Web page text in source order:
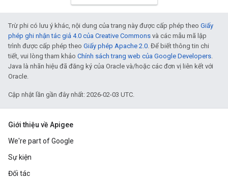
Trừ phi có lưu ý khác, nội dung của trang này được cấp phép theo Giấy
phép ghi nhận tác giả 4.0 của Creative Commons và các mẫu mã lập
trình được cấp phép theo Giấy phép Apache 2.0. Để biết thông tin chi
tiết, vui lòng tham khảo Chính sách trang web của Google Developers.
Java là nhãn hiệu đã đăng ký của Oracle và/hoặc các đơn vị liên kết với
Oracle.
Cập nhật lần gần đây nhất: 2026-02-03 UTC.
Giới thiệu về Apigee
We're part of Google
Sự kiện
Đối tác